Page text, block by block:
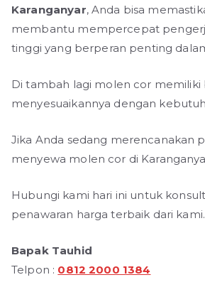
Karanganyar, Anda bisa
membantu mempercepat
tinggi yang berperan penting
Di tambah lagi molen cor memiliki
menyesuaikannya dengan
Jika Anda sedang merencanakan
menyewa molen cor di
Hubungi kami hari ini untuk
penawaran harga terbaik dari kami.
Bapak Tauhid
Telpon : 0812 2000 1384